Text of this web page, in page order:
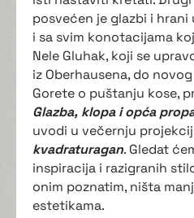
posvećen je glazbi i
i sa svim konotacijama
Nele Gluhak, koji se
iz Oberhausena, do
Gorete o puštanju kose,
Glazba, klopa i opća
uvodi u večernju
kvadraturagan. Gledat
inspiracija i razigranih
onim poznatim, ništa
estetikama.